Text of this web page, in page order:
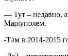
— Тут – недавно, а
Маріуполем.
-Там в 2014-2015